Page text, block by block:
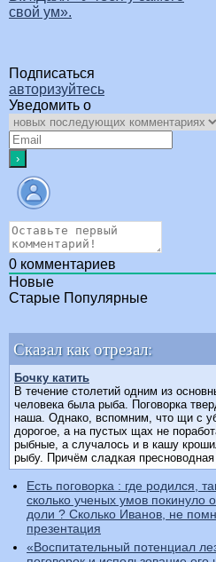
свой ум».
Подписаться
авторизуйтесь
Уведомить о
0 комментариев
Новые
Старые Популярные
Сказал как отрезал:
Бочку катить
В течение столетий одним из
человека была рыба. Поговорка
наша. Однако, вспомним, что щи с
дорогое, а на пустых щах не
рыбные, а случалось и в кашу
рыбу. Причём сладкая пресноводная
Есть поговорка : где родился,
сколько ученых умов покинуло
доли ? Сколько Иванов, не
презентация
«Воспитательный потенциал